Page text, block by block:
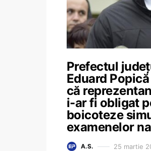
Prefectul
Eduard
că
i-ar fi obligat
boicoteze
examenelor
A.S. 25 martie